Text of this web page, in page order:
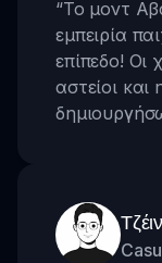
“Το μοντ
εμπειρία
επίπεδο! Οι
αστείοι